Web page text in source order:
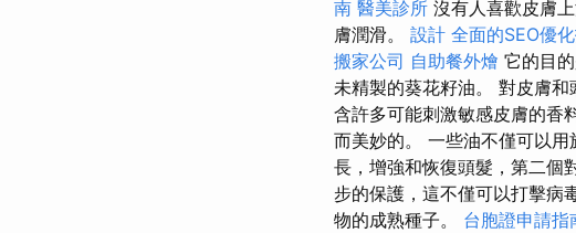
南 醫美診所 沒有人喜歡皮膚
膚潤滑。 設計 全面的SEO優
搬家公司 自助餐外燴 它的目
未精製的葵花籽油。 對皮膚
含許多可能刺激敏感皮膚的香
而美妙的。 一些油不僅可以
長，增強和恢復頭髮，第二個
步的保護，這不僅可以打擊病
物的成熟種子。 台胞證申請指